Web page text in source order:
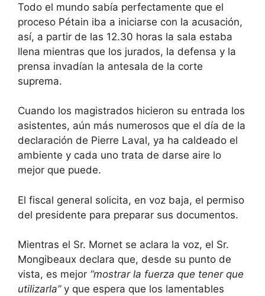
Todo el mundo sabía perfectamente que el
proceso Pétain iba a iniciarse con la acusación,
así, a partir de las 12.30 horas la sala estaba
llena mientras que los jurados, la defensa y la
prensa invadían la antesala de la corte
suprema.
Cuando los magistrados hicieron su entrada los
asistentes, aún más numerosos que el día de la
declaración de Pierre Laval, ya ha caldeado el
ambiente y cada uno trata de darse aire lo
mejor que puede.
El fiscal general solicita, en voz baja, el permiso
del presidente para preparar sus documentos.
Mientras el Sr. Mornet se aclara la voz, el Sr.
Mongibeaux declara que, desde su punto de
vista, es mejor “mostrar la fuerza que tener que
utilizarla”y que espera que los lamentables